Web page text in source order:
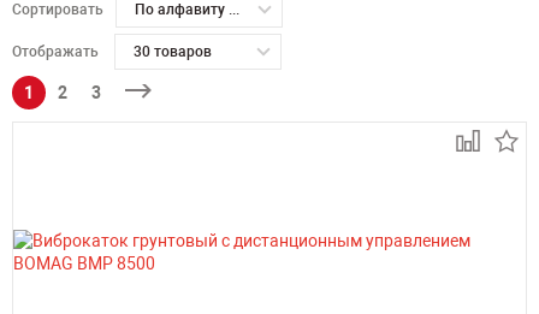
Сортировать По алфавиту А-Я
Отображать 30 товаров
1 2 3